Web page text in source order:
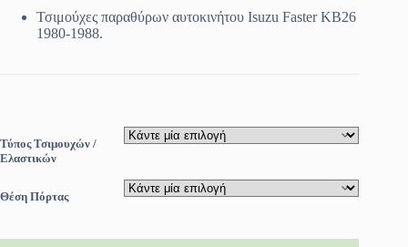
22.99€
through
Τσιμούχες παραθύρων αυτοκινήτου Isuzu Faster KB26
1980-1988.
Τύπος Τσιμουχών /
Ελαστικών
Θέση Πόρτας